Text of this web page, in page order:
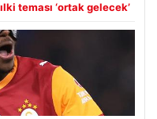
teması ‘ortak gelecek’